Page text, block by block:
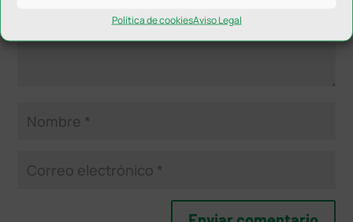
Política de cookiesAviso Legal